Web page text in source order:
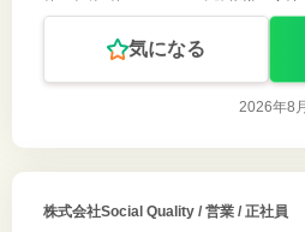
気になる
2026年8
株式会社Social Quality/ 営業 / 正社員